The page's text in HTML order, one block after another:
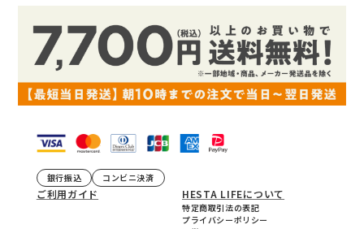
銀行振込 コンビニ決済
ご利用ガイド HESTA LIFEについて
特定商取引法の表記
プライバシーポリシー